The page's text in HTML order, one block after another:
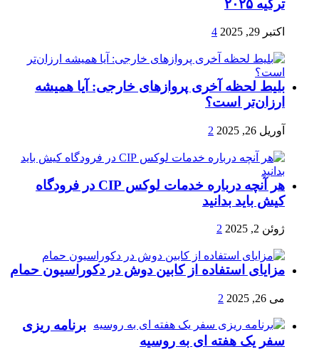
ترکیه ۲۰۲۵
اکتبر 29, 2025 4
بلیط لحظه آخری پروازهای خارجی: آیا همیشه
ارزان‌تر است؟
آوریل 26, 2025 2
هر آنچه درباره خدمات لوکس CIP در فرودگاه‌
کیش باید بدانید
ژوئن 2, 2025 2
مزایای استفاده از کابین دوش در دکوراسیون حمام
می 26, 2025 2
برنامه ریزی
سفر یک هفته ای به روسیه